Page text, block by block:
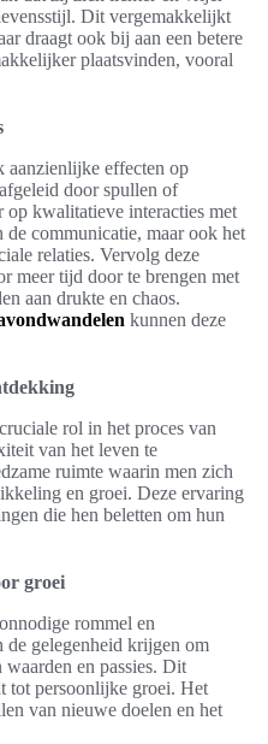
Dit vergemakkelijkt
draagt ook bij aan een betere
plaatsvinden, vooral
aanzienlijke effecten op
door spullen of
kwalitatieve interacties met
communicatie, maar ook het
relaties. Vervolg deze
meer tijd door te brengen met
aan drukte en chaos.
kunnen deze
rol in het proces van
van het leven te
ruimte waarin men zich
en groei. Deze ervaring
die hen beletten om hun
groei
rommel en
de gelegenheid krijgen om
en passies. Dit
tot persoonlijke groei. Het
van nieuwe doelen en het